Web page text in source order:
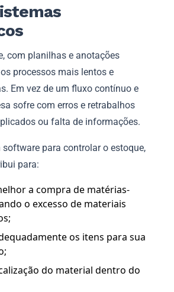
com planilhas e anotações
processos mais lentos e
Em vez de um fluxo contínuo e
sofre com erros e retrabalhos
ou falta de informações.
para controlar o estoque,
para:
a compra de matérias-
o excesso de materiais
os itens para sua
do material dentro do